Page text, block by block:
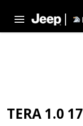
TERA 1.0